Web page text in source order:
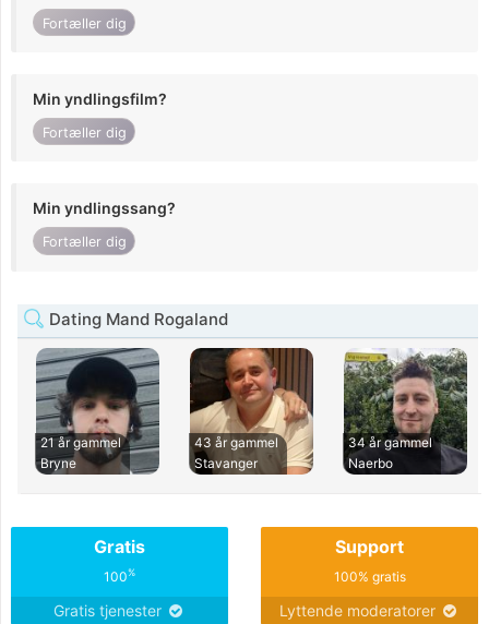
Fortæller dig
Min yndlingsfilm?
Fortæller dig
Min yndlingssang?
Fortæller dig
Dating Mand Rogaland
21 år gammel
Bryne
43 år gammel
Stavanger
34 år gammel
Naerbo
Gratis
100%
Gratis tjenester
Support
100% gratis
Lyttende moderatorer